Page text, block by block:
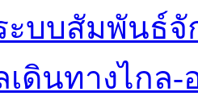
บบสัมพันธ์จั
ดินทางไกล-